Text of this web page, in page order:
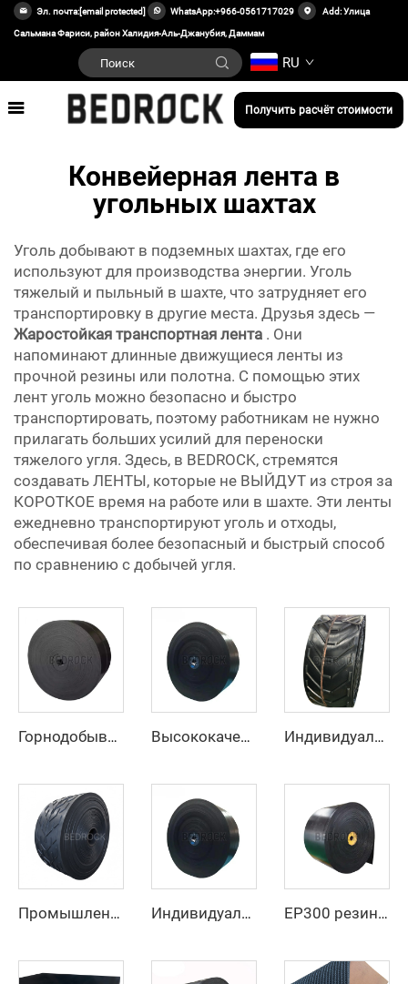
Эл. почта:[email protected] WhatsApp:+966-0561717029 Add: Улица
Сальмана Фариси, район Халидия-Аль-Джанубия, Даммам
RU
Получить расчёт стоимости
Конвейерная лента в
угольных шахтах
Уголь добывают в подземных шахтах, где его
используют для производства энергии. Уголь
тяжелый и пыльный в шахте, что затрудняет его
транспортировку в другие места. Друзья здесь —
Жаростойкая транспортная лента . Они
напоминают длинные движущиеся ленты из
прочной резины или полотна. С помощью этих
лент уголь можно безопасно и быстро
транспортировать, поэтому работникам не нужно
прилагать больших усилий для переноски
тяжелого угля. Здесь, в BEDROCK, стремятся
создавать ЛЕНТЫ, которые не ВЫЙДУТ из строя за
КОРОТКОЕ время на работе или в шахте. Эти ленты
ежедневно транспортируют уголь и отходы,
обеспечивая более безопасный и быстрый способ
по сравнению с добычей угля.
Горнодобывающий резиновый покровный высокоскоростной регулируемый резиновый ремень Ep конвейерный ремень с фабрики Высококачественный резиновый конвейерный ремень по низкой цене, 4 слоя, ширина 800 мм, EP-конвейерный ремень для горнодобывающей промышленности, карьеров и дробилок для камня Индивидуальный конвейерный ремень U-образного сечения, высокопрочный конвейерный ремень для транспортировки материалов при высоких температурах
Промышленный конвейерный ремень, цена производителя, тяжелый резиновый конвейерный ремень с шевронным рисунком EP250 для горнодобывающей промышленности Индивидуальный антиразрывной полиэстер/нейлоновый конвейерный ремень для дробильной линии карьера для производственных предприятий и розничной торговли EP300 резиновый конвейерный ремень из 3 слоев с высокой устойчивостью к истиранию, шириной 800 мм/1000 мм/1200 мм, для добычи угля